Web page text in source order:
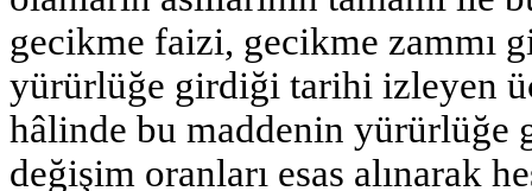
gecikme faizi, gecikme zammı
yürürlüğe girdiği tarihi izleyen
hâlinde bu maddenin yürürlüğe
değişim oranları esas alınarak